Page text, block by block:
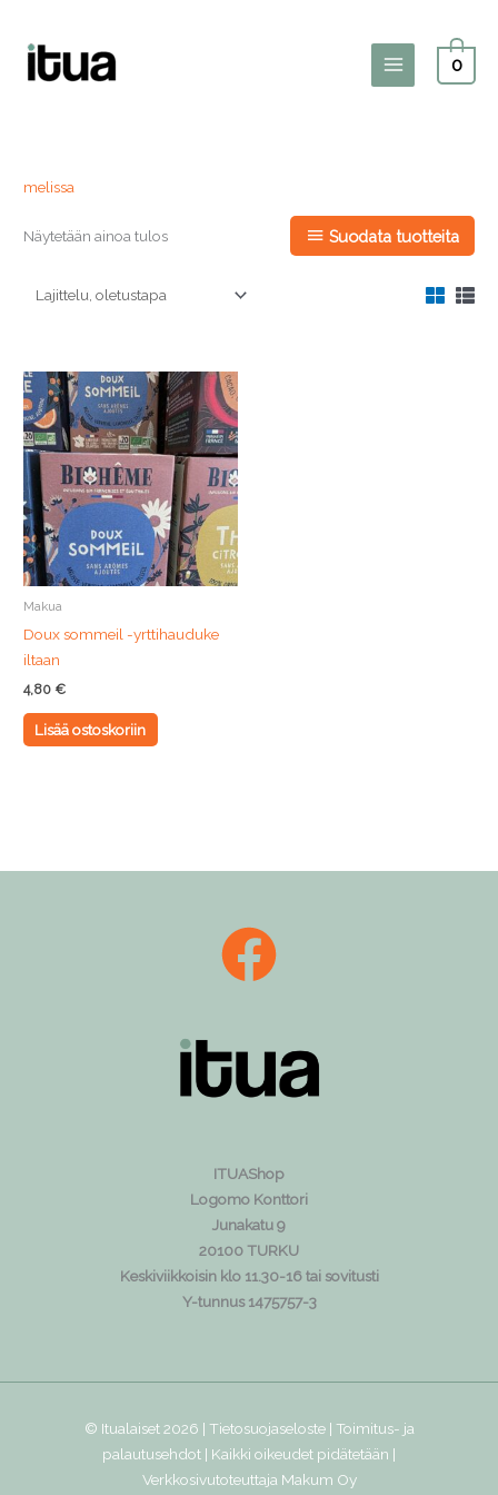
Main
0
melissa
Näytetään ainoa tulos Suodata tuotteita
Makua
Doux sommeil -yrttihauduke
iltaan
4,80 €
Lisää ostoskoriin
ITUAShop
Logomo Konttori
Junakatu 9
20100 TURKU
Keskiviikkoisin klo 11.30-16 tai sovitusti
Y-tunnus 1475757-3
© Itualaiset 2026 | Tietosuojaseloste| Toimitus- ja
palautusehdot | Kaikki oikeudet pidätetään |
Verkkosivutoteuttaja Makum Oy